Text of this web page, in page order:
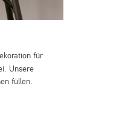
für
Unsere
füllen.